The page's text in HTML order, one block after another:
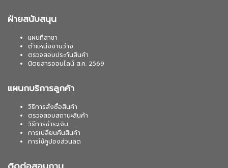
ฝ่ายสนับสนุน
แผนที่สาขา
ตำแหน่งงานว่าง
ตรวจสอบประกันสินค้า
นิตยสารออนไลน์ ส.ค. 2569
แผนกบริการลูกค้า
วิธีการสั่งซื้อสินค้า
ตรวจสอบสถานะสินค้า
วิธีการชำระเงิน
การเปลี่ยนคืนสินค้า
การใช้คูปองส่วนลด